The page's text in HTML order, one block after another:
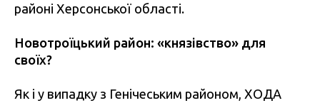
районі Херсонської області.
Новотроїцький район: «князівство» для
своїх?
Як і у випадку з Генічеським районом, ХОДА